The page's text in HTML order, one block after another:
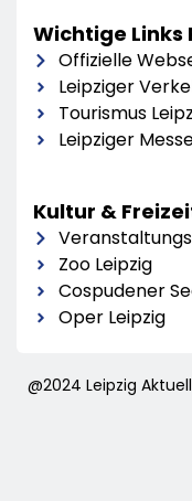
Wichtige Links
Offizielle
Leipziger
Tourismus
Leipziger
Kultur &
Zoo Leipzig
Cospudener
Oper Leipzig
@2024 Leipzig Aktuell